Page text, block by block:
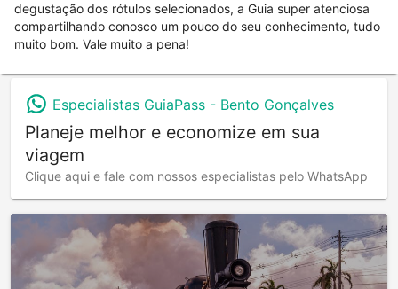
degustação dos rótulos selecionados, a Guia super atenciosa
compartilhando conosco um pouco do seu conhecimento, tudo
muito bom. Vale muito a pena!
Especialistas GuiaPass - Bento Gonçalves
Planeje melhor e economize em sua
viagem
Clique aqui e fale com nossos especialistas pelo WhatsApp